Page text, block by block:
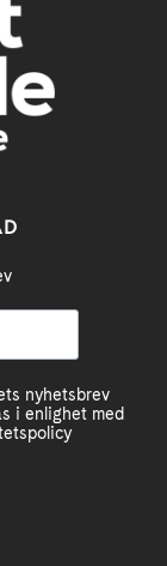
nyhetsbrev
i enlighet med